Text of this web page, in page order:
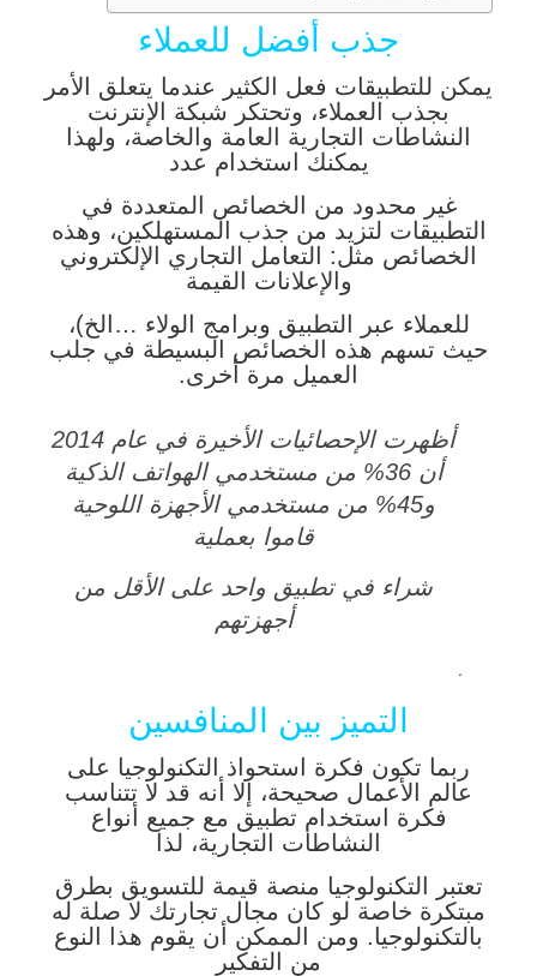
جذب أفضل للعملاء
يمكن للتطبيقات فعل الكثير عندما يتعلق الأمر
بجذب العملاء، وتحتكر شبكة الإنترنت
النشاطات التجارية العامة والخاصة، ولهذا
يمكنك استخدام عدد
غير محدود من الخصائص المتعددة في
التطبيقات لتزيد من جذب المستهلكين، وهذه
الخصائص مثل: التعامل التجاري الإلكتروني
والإعلانات القيمة
للعملاء عبر التطبيق وبرامج الولاء …الخ)،
حيث تسهم هذه الخصائص البسيطة في جلب
العميل مرة أخرى.
أظهرت الإحصائيات الأخيرة في عام 2014
أن 36% من مستخدمي الهواتف الذكية
و45% من مستخدمي الأجهزة اللوحية
قاموا بعملية
شراء في تطبيق واحد على الأقل من
أجهزتهم
.
التميز بين المنافسين
ربما تكون فكرة استحواذ التكنولوجيا على
عالم الأعمال صحيحة، إلا أنه قد لا تتناسب
فكرة استخدام تطبيق مع جميع أنواع
النشاطات التجارية، لذا
تعتبر التكنولوجيا منصة قيمة للتسويق بطرق
مبتكرة خاصة لو كان مجال تجارتك لا صلة له
بالتكنولوجيا. ومن الممكن أن يقوم هذا النوع
من التفكير